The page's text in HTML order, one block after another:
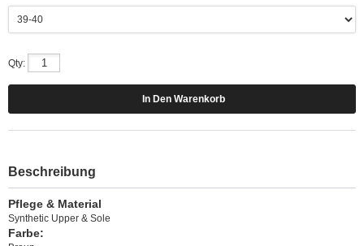
Qty:
Beschreibung
Pflege & Material
Synthetic Upper & Sole
Farbe: